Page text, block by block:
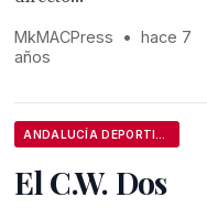
MkMACPress •
hace 7
años
El C.W. Dos